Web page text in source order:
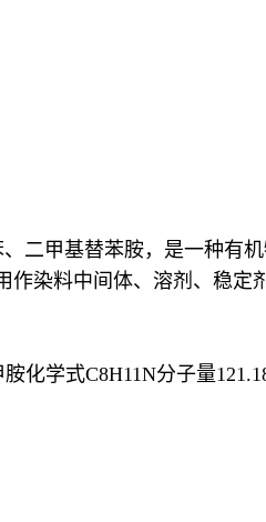
二甲基替苯胺，是一种有
染料中间体、溶剂、稳定
化学式C8H11N分子量